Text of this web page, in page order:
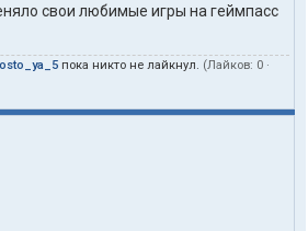
свои любимые игры на геймпасс
пока никто не лайкнул. (Лайков: 0 ·